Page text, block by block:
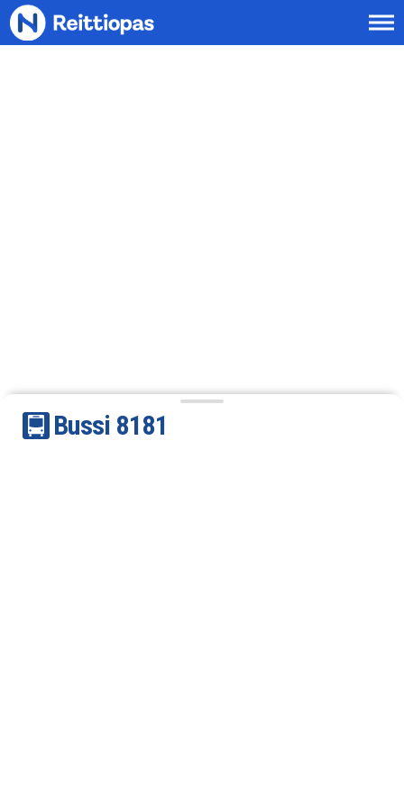
Siirry sisältöön
Bussi 8181